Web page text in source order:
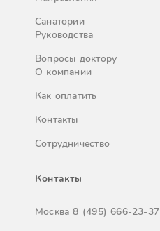
Санатории
Руководства
Вопросы доктору
О компании
Как оплатить
Контакты
Сотрудничество
Контакты
Москва8 (495) 666-23-37